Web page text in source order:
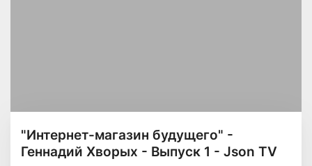
"Интернет-магазин будущего" -
Геннадий Хворых - Выпуск 1 - Json TV